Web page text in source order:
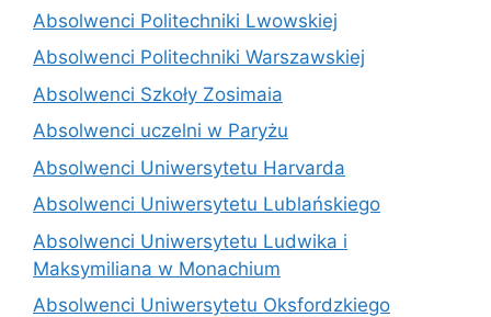
Absolwenci Politechniki Lwowskiej
Absolwenci Politechniki Warszawskiej
Absolwenci Szkoły Zosimaia
Absolwenci uczelni w Paryżu
Absolwenci Uniwersytetu Harvarda
Absolwenci Uniwersytetu Lublańskiego
Absolwenci Uniwersytetu Ludwika i
Maksymiliana w Monachium
Absolwenci Uniwersytetu Oksfordzkiego